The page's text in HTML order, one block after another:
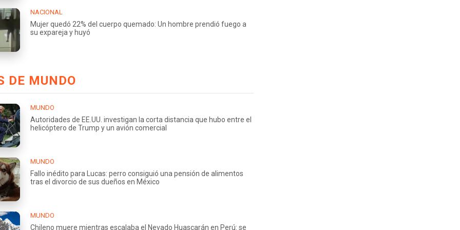
NACIONAL
Mujer quedó 22% del cuerpo quemado: Un hombre prendió fuego a
su expareja y huyó
DE MUNDO
MUNDO
Autoridades de EE.UU. investigan la corta distancia que hubo entre el
helicóptero de Trump y un avión comercial
MUNDO
Fallo inédito para Lucas: perro consiguió una pensión de alimentos
tras el divorcio de sus dueños en México
MUNDO
Chileno muere mientras escalaba el Nevado Huascarán en Perú: se